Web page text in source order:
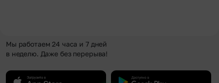
Мы работаем 24 часа и 7 дней
в неделю. Даже без перерыва!